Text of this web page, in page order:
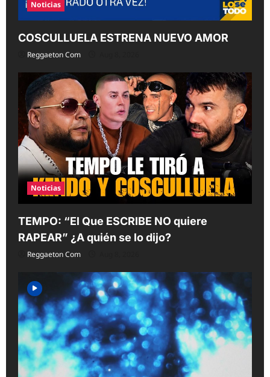
Noticias
COSCULLUELA ESTRENA NUEVO AMOR
Reggaeton Com
Noticias
TEMPO: “El Que ESCRIBE NO quiere
RAPEAR” ¿A quién se lo dijo?
Reggaeton Com